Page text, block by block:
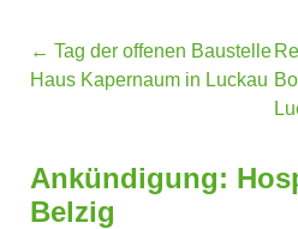
← Tag der offenen Baustelle
Haus Kapernaum in Luckau
Ankündigung:
Belzig